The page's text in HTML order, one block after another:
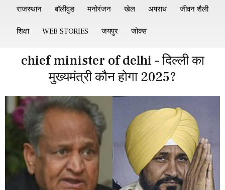
राजस्थान बॉलीवुड मनोरंजन खेल अपराध जीवन शैली
शिक्षा WEB STORIES जयपुर जोक्स
chief minister of delhi – दिल्ली का
मुख्यमंत्री कौन होगा 2025?